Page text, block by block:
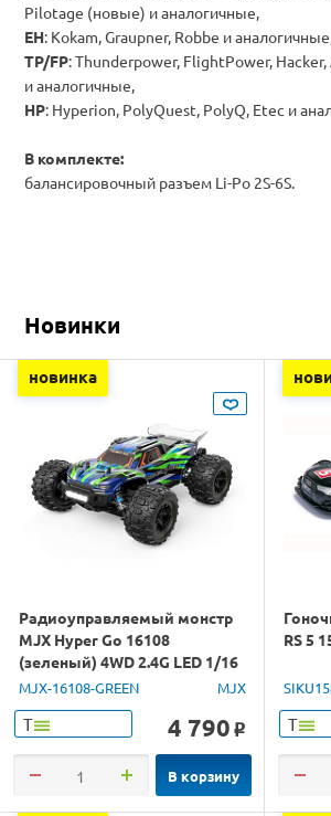
Pilotage (новые) и аналогичные,
EH: Kokam, Graupner, Robbe и аналогичные,
TP/FP: Thunderpower, FlightPower,
и аналогичные,
HP: Hyperion, PolyQuest, PolyQ, Etec и
В комплекте:
балансировочный разъем Li-Po 2S-6S.
Новинки
новинка
Радиоуправляемый монстр
MJX Hyper Go 16108
(зеленый) 4WD 2.4G LED 1/16
RTR
MJX-16108-GREEN MJX
Т 4 790 o
В корзину
RS 5
Т